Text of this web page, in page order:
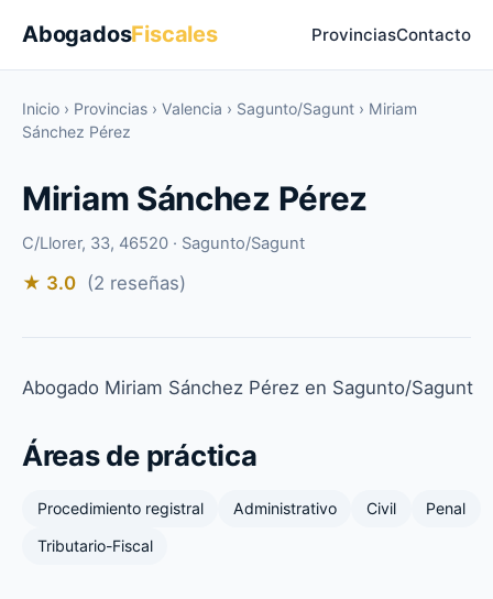
AbogadosFiscales ProvinciasContacto
Inicio › Provincias › Valencia › Sagunto/Sagunt › Miriam
Sánchez Pérez
Miriam Sánchez Pérez
C/Llorer, 33, 46520 · Sagunto/Sagunt
★ 3.0 (2 reseñas)
Abogado Miriam Sánchez Pérez en Sagunto/Sagunt
Áreas de práctica
Procedimiento registral Administrativo Civil
Penal
Tributario-Fiscal